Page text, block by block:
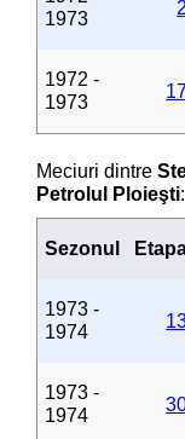
1973
2
1972 -
1973
Meciuri dintre
Petrolul Ploieşti:
Sezonul
1973 -
1974
1973 -
1974